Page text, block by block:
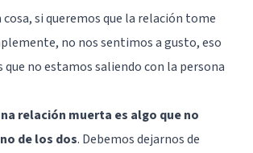
si queremos que la relación tome
no nos sentimos a gusto, eso
que no estamos saliendo con la persona
relación muerta es algo que no
de los dos. Debemos dejarnos de